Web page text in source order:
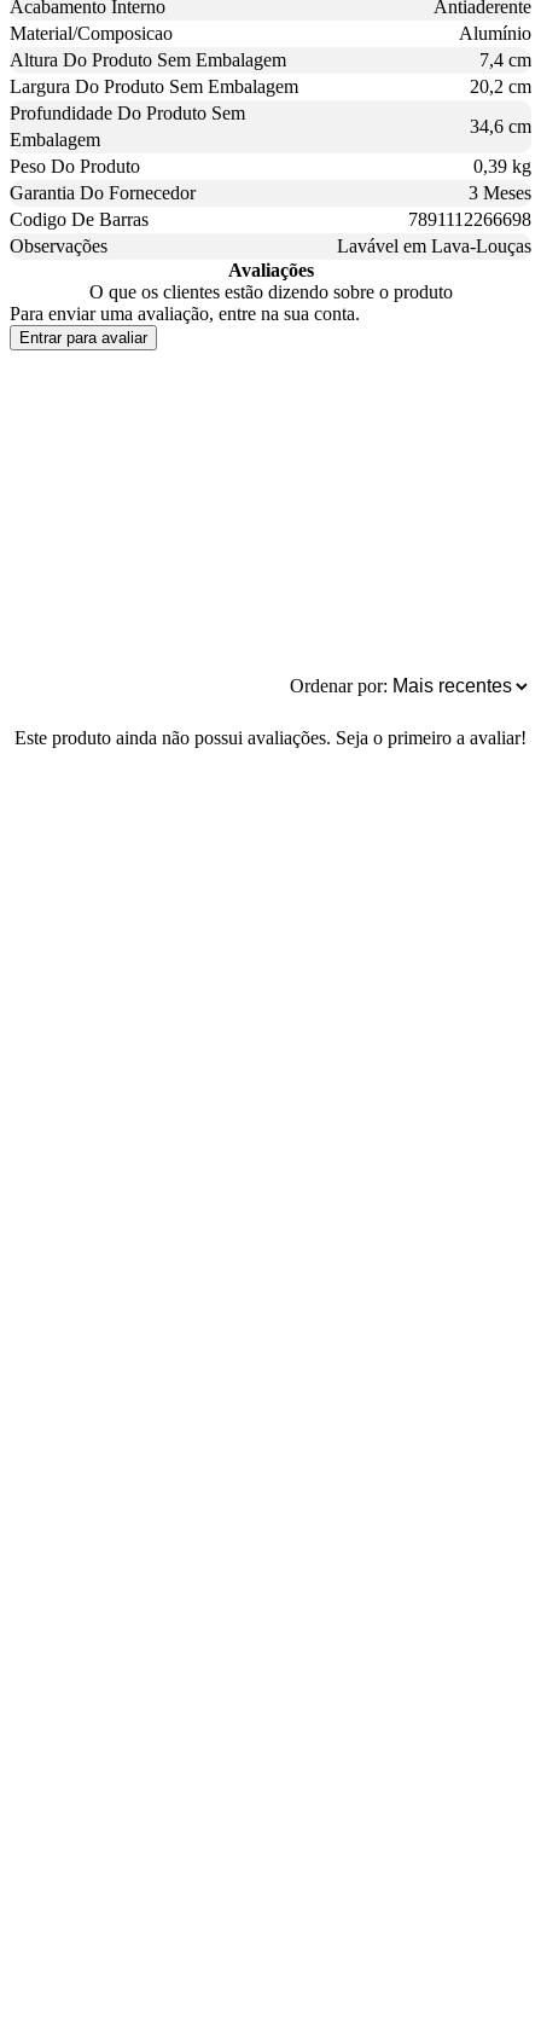
Acabamento Interno
Antiaderente
Material/Composicao
Alumínio
Altura Do Produto Sem Embalagem
7,4 cm
Largura Do Produto Sem Embalagem
20,2 cm
Profundidade Do Produto Sem
Embalagem
34,6 cm
Peso Do Produto
0,39 kg
Garantia Do Fornecedor
3 Meses
Codigo De Barras
7891112266698
Observações
Lavável em Lava-Louças
Avaliações
O que os clientes estão dizendo sobre o produto
Para enviar uma avaliação, entre na sua conta.
Entrar para avaliar
Ordenar por:
Este produto ainda não possui avaliações. Seja o primeiro a avaliar!